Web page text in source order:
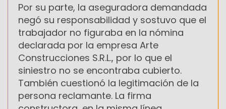
Por su parte, la aseguradora demandada
negó su responsabilidad y sostuvo que el
trabajador no figuraba en la nómina
declarada por la empresa Arte
Construcciones S.R.L., por lo que el
siniestro no se encontraba cubierto.
También cuestionó la legitimación de la
persona reclamante. La firma